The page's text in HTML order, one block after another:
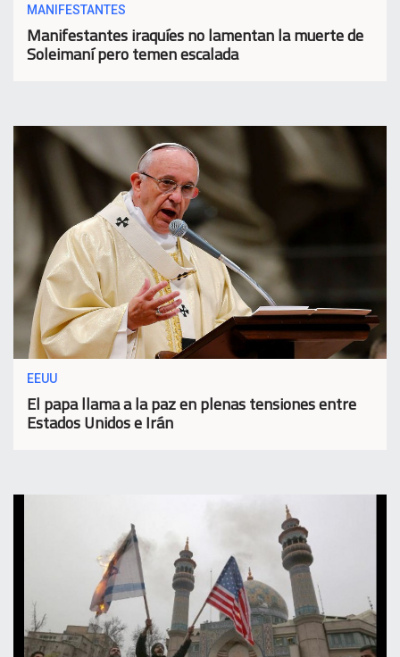
MANIFESTANTES
Manifestantes iraquíes no lamentan la muerte de
Soleimaní pero temen escalada
EEUU
El papa llama a la paz en plenas tensiones entre
Estados Unidos e Irán